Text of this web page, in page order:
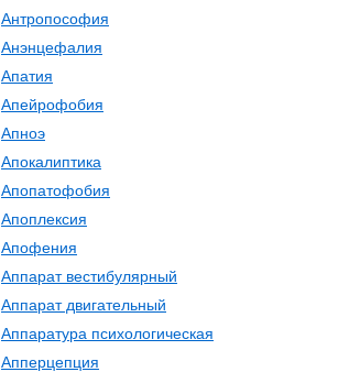
Антропософия
Анэнцефалия
Апатия
Апейрофобия
Апноэ
Апокалиптика
Апопатофобия
Апоплексия
Апофения
Аппарат вестибулярный
Аппарат двигательный
Аппаратура психологическая
Апперцепция